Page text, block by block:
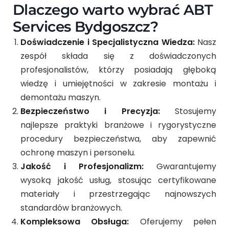
Dlaczego warto wybrać ABT
Services Bydgoszcz?
Doświadczenie i Specjalistyczna Wiedza:Nasz
zespół składa się z doświadczonych
profesjonalistów, którzy posiadają głęboką
wiedzę i umiejętności w zakresie montażu i
demontażu maszyn.
Bezpieczeństwo i Precyzja:Stosujemy
najlepsze praktyki branżowe i rygorystyczne
procedury bezpieczeństwa, aby zapewnić
ochronę maszyn i personelu.
Jakość i Profesjonalizm: Gwarantujemy
wysoką jakość usług, stosując certyfikowane
materiały i przestrzegając najnowszych
standardów branżowych.
Kompleksowa Obsługa: Oferujemy pełen